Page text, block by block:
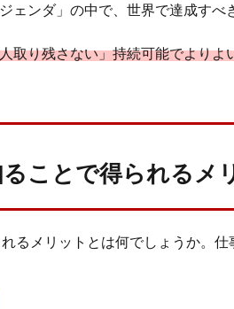
ェンダ」の中で、世界で達成すべ
取り残さない」持続可能でより
ることで得られるメ
るメリットとは何でしょうか。仕